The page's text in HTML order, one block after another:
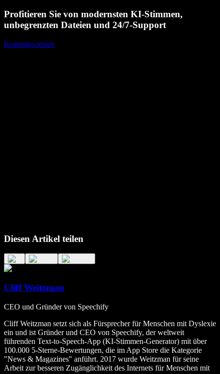
Profitieren Sie von modernsten KI-Stimmen,
unbegrenzten Dateien und 24/7-Support
Kostenlos testen
Diesen Artikel teilen
Cliff Weitzman
CEO und Gründer von Speechify
Cliff Weitzman setzt sich als Fürsprecher für Menschen mit Dyslexie
ein und ist Gründer und CEO von Speechify, der weltweit
führenden Text‑to‑Speech‑App (KI‑Stimmen‑Generator) mit über
100.000 5‑Sterne‑Bewertungen, die im App Store die Kategorie
"News & Magazines" anführt. 2017 wurde Weitzman für seine
Arbeit zur besseren Zugänglichkeit des Internets für Menschen mit